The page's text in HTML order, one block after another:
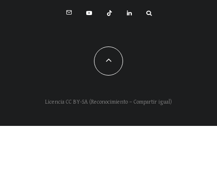
Licencia CC BY-SA (Reconocimiento – Compartir igual)